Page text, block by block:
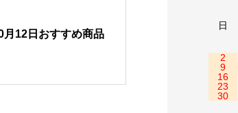
月12日おすすめ商品
日
2
9
16
23
30